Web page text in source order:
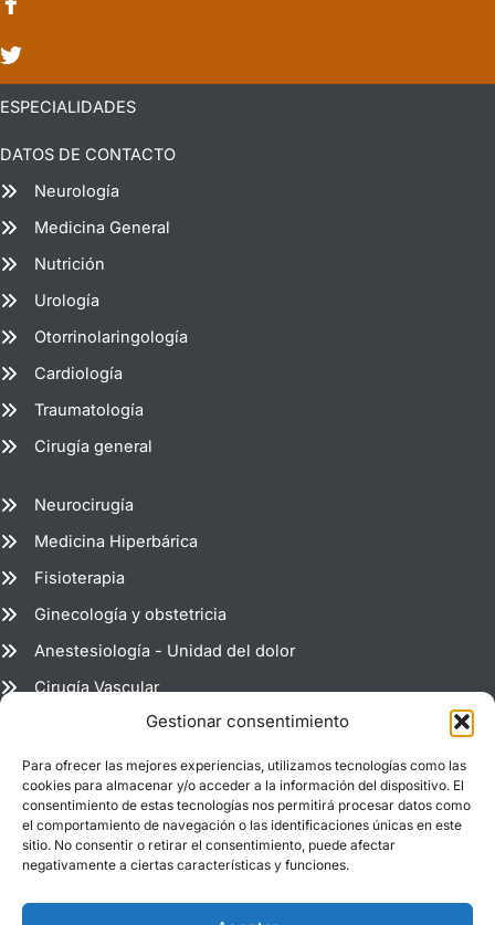
Gestionar consentimiento
Para ofrecer las mejores experiencias, utilizamos tecnologías como las
cookies para almacenar y/o acceder a la información del dispositivo. El
consentimiento de estas tecnologías nos permitirá procesar datos como
el comportamiento de navegación o las identificaciones únicas en este
sitio. No consentir o retirar el consentimiento, puede afectar
negativamente a ciertas características y funciones.
ESPECIALIDADES
DATOS DE CONTACTO
Neurología
Medicina General
Nutrición
Urología
Otorrinolaringología
Cardiología
Traumatología
Cirugía general
Neurocirugía
Medicina Hiperbárica
Fisioterapia
Ginecología y obstetricia
Anestesiología - Unidad del dolor
Cirugía Vascular
Estadio del Molinón 265 (Puerta 8) 33203 Gijón - Asturias -
España
+34 984 399 465